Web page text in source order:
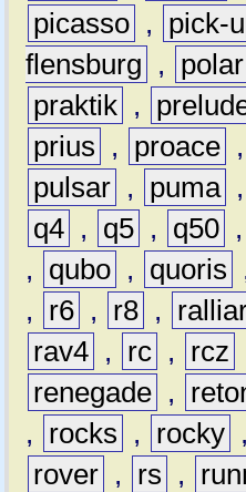
picasso , pick-
flensburg
, polar
praktik ,
prius
, proace ,
pulsar , puma ,
q4 , q5 , q50 ,
,
qubo , quoris
,
r6 , r8 ,
rav4 , rc , rcz
renegade ,
,
rocks , rocky ,
rover , rs ,